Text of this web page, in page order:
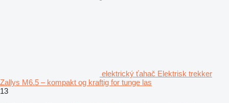
elektrický ťahač Elektrisk trekker
Zallys M6.5 – kompakt og kraftig for tunge las
13